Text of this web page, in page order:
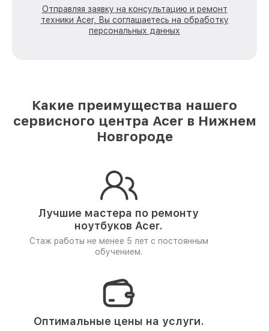
Отправляя заявку на консультацию и ремонт
техники Acer, Вы соглашаетесь на обработку
персональных данных
Какие преимущества нашего
сервисного центра Acer в Нижнем
Новгороде
Лучшие мастера по ремонту
ноутбуков Acer.
Стаж работы не менее 5 лет с постоянным
обучением.
Оптимальные цены на услуги.